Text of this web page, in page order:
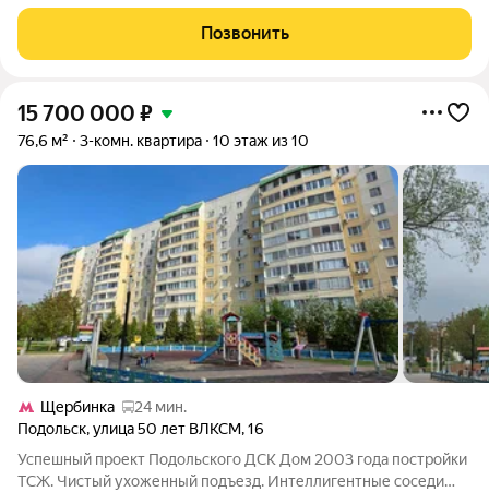
изолированные (распашонка на две стороны), квартира в
отличном
Позвонить
15 700 000 ₽
76,6 м² 3-комн. квартира 10 этаж из 10
Щербинка
24 мин.
Подольск,улица 50 лет ВЛКСМ,16
Успешный проект Подольского ДСК Дом 2003 года постройки
ТСЖ. Чистый ухоженный подъезд. Интеллигентные соседи